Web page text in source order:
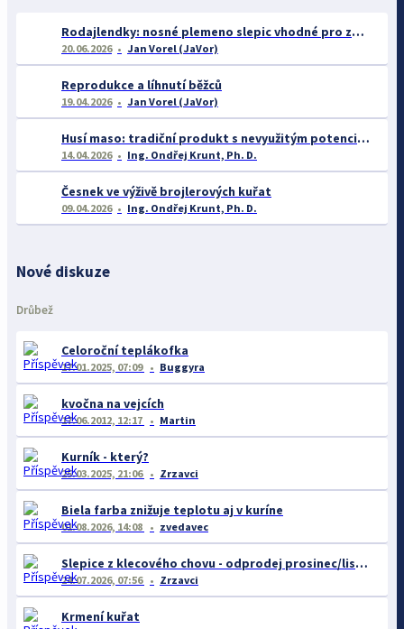
Rodajlendky: nosné plemeno slepic vhodné pro začátečníky
20.06.2026 Jan Vorel (JaVor)
Reprodukce a líhnutí běžců
19.04.2026 Jan Vorel (JaVor)
Husí maso: tradiční produkt s nevyužitým potenciálem
14.04.2026 Ing. Ondřej Krunt, Ph. D.
Česnek ve výživě brojlerových kuřat
09.04.2026 Ing. Ondřej Krunt, Ph. D.
Nové diskuze
Drůbež
Celoroční teplákofka
17.01.2025, 07:09 Buggyra
kvočna na vejcích
17.06.2012, 12:17 Martin
Kurník - který?
25.03.2025, 21:06 Zrzavci
Biela farba znižuje teplotu aj v kuríne
01.08.2026, 14:08 zvedavec
Slepice z klecového chovu - odprodej prosinec/listopad
24.07.2026, 07:56 Zrzavci
Krmení kuřat